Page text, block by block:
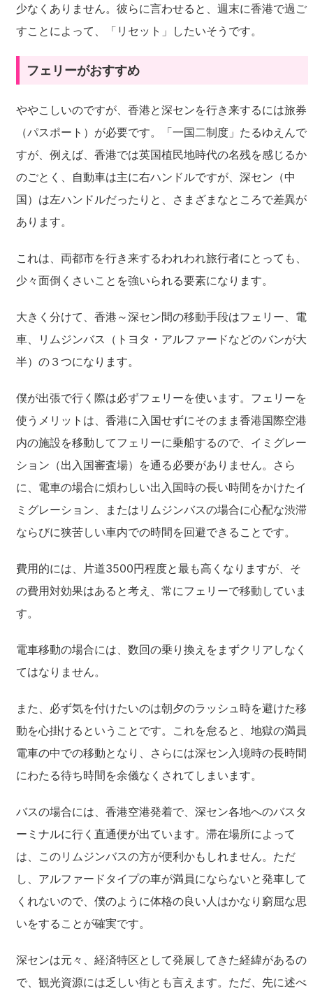
少なくありません。彼らに言わせると、週末に香港で過ご
すことによって、「リセット」したいそうです。
フェリーがおすすめ
ややこしいのですが、香港と深センを行き来するには旅券
（パスポート）が必要です。「一国二制度」たるゆえんで
すが、例えば、香港では英国植民地時代の名残を感じるか
のごとく、自動車は主に右ハンドルですが、深セン（中
国）は左ハンドルだったりと、さまざまなところで差異が
あります。
これは、両都市を行き来するわれわれ旅行者にとっても、
少々面倒くさいことを強いられる要素になります。
大きく分けて、香港～深セン間の移動手段はフェリー、電
車、リムジンバス（トヨタ・アルファードなどのバンが大
半）の３つになります。
僕が出張で行く際は必ずフェリーを使います。フェリーを
使うメリットは、香港に入国せずにそのまま香港国際空港
内の施設を移動してフェリーに乗船するので、イミグレー
ション（出入国審査場）を通る必要がありません。さら
に、電車の場合に煩わしい出入国時の長い時間をかけたイ
ミグレーション、またはリムジンバスの場合に心配な渋滞
ならびに狭苦しい車内での時間を回避できることです。
費用的には、片道3500円程度と最も高くなりますが、そ
の費用対効果はあると考え、常にフェリーで移動していま
す。
電車移動の場合には、数回の乗り換えをまずクリアしなく
てはなりません。
また、必ず気を付けたいのは朝夕のラッシュ時を避けた移
動を心掛けるということです。これを怠ると、地獄の満員
電車の中での移動となり、さらには深セン入境時の長時間
にわたる待ち時間を余儀なくされてしまいます。
バスの場合には、香港空港発着で、深セン各地へのバスタ
ーミナルに行く直通便が出ています。滞在場所によって
は、このリムジンバスの方が便利かもしれません。ただ
し、アルファードタイプの車が満員にならないと発車して
くれないので、僕のように体格の良い人はかなり窮屈な思
いをすることが確実です。
深センは元々、経済特区として発展してきた経緯があるの
で、観光資源には乏しい街とも言えます。ただ、先に述べ